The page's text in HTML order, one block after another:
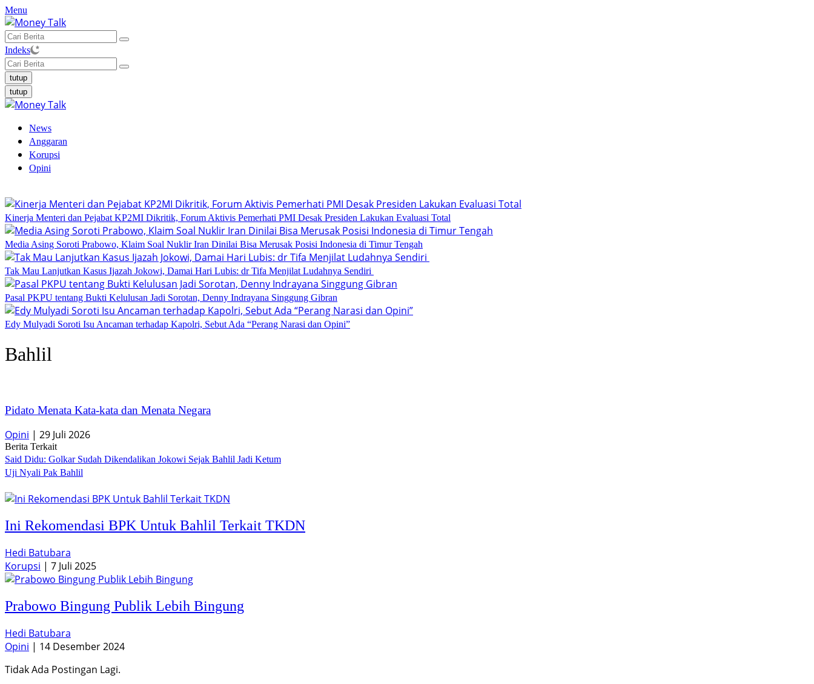
Langsung
ke
konten
Menu
Indeks
tutup
tutup
News
Anggaran
Korupsi
Opini
Kinerja Menteri dan Pejabat KP2MI Dikritik, Forum Aktivis Pemerhati PMI Desak Presiden Lakukan Evaluasi Total
Media Asing Soroti Prabowo, Klaim Soal Nuklir Iran Dinilai Bisa Merusak Posisi Indonesia di Timur Tengah
Tak Mau Lanjutkan Kasus Ijazah Jokowi, Damai Hari Lubis: dr Tifa Menjilat Ludahnya Sendiri
Pasal PKPU tentang Bukti Kelulusan Jadi Sorotan, Denny Indrayana Singgung Gibran
Edy Mulyadi Soroti Isu Ancaman terhadap Kapolri, Sebut Ada “Perang Narasi dan Opini”
Bahlil
Pidato Menata Kata-kata dan Menata Negara
Opini | 29 Juli 2026
Berita Terkait
Said Didu: Golkar Sudah Dikendalikan Jokowi Sejak Bahlil Jadi Ketum
Uji Nyali Pak Bahlil
Ini Rekomendasi BPK Untuk Bahlil Terkait TKDN
Hedi Batubara
Korupsi | 7 Juli 2025
Prabowo Bingung Publik Lebih Bingung
Hedi Batubara
Opini | 14 Desember 2024
Tidak Ada Postingan Lagi.